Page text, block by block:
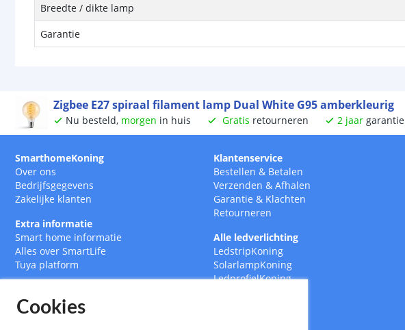
Breedte / dikte lamp
Garantie
Zigbee E27 spiraal filament lamp Dual White G95 amberkleurig
Nu besteld, morgen in huis Gratis retourneren 2 jaar garantie
SmarthomeKoning
Over ons
Bedrijfsgegevens
Zakelijke klanten
Extra informatie
Smart home informatie
Alles over SmartLife
Tuya platform
Klantenservice
Bestellen & Betalen
Verzenden & Afhalen
Garantie & Klachten
Retourneren
Alle ledverlichting
LedstripKoning
SolarlampKoning
LedprofielKoning
Cookies